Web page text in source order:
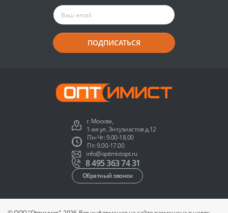
ПОДПИСАТЬСЯ
г. Москва,
1-ая ул. Энтузиастов д.12
Пн-Чт: 9.00-18.00
Пт: 9.00-17.00
info@optimistopt.ru
8 495 363 74 31
Обратный звонок